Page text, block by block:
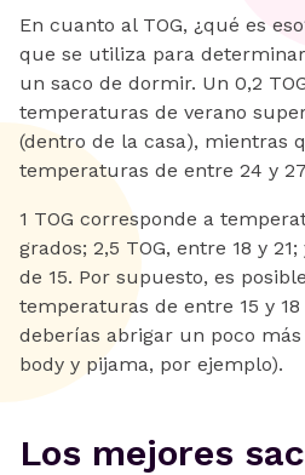
En cuanto al TOG, ¿qué es
que se utiliza para
un saco de dormir. Un 0,2
temperaturas de verano
(dentro de la casa), mientras
temperaturas de entre 24 y
1 TOG corresponde a
grados; 2,5 TOG, entre 18 y
de 15. Por supuesto, es
temperaturas de entre 15 y
deberías abrigar un poco
body y pijama, por ejemplo).
Los mejores